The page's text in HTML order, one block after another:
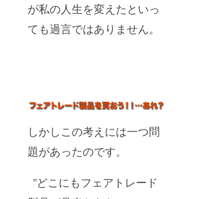
が私の人生を変えたといっ
ても過言ではありません。
しかしこの考えには一つ問
題があったのです。
”どこにもフェアトレード